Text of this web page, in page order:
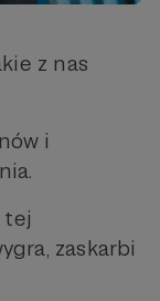
z nas
i
tej
zaskarbi